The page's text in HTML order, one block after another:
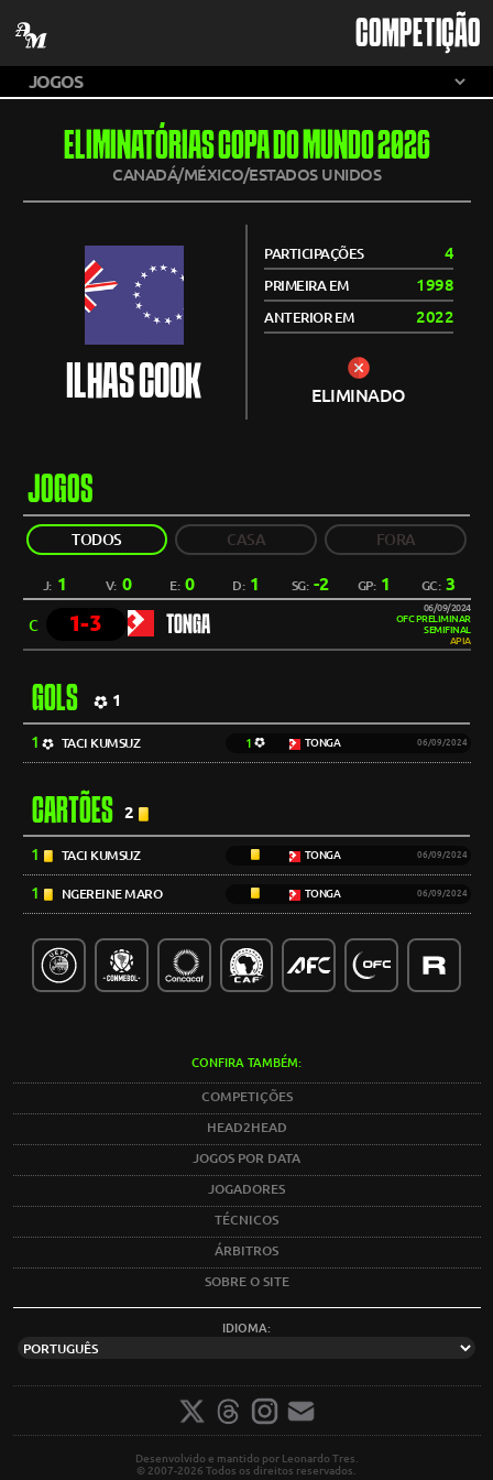
COMPETIÇÃO
ELIMINATÓRIAS COPA DO MUNDO 2026
CANADÁ/MÉXICO/ESTADOS UNIDOS
ILHAS COOK
PARTICIPAÇÕES 4
PRIMEIRA EM 1998
ANTERIOR EM 2022
ELIMINADO
JOGOS
TODOS CASA FORA
J: 1 V: 0 E:0 D: 1 SG:-2 GP: 1 GC: 3
C 1-3 TONGA
06/09/2024
OFC PRELIMINAR
SEMIFINAL
APIA
GOLS 1
1 TACI KUMSUZ 1 TONGA 06/09/2024
CARTÕES 2
1 TACI KUMSUZ TONGA 06/09/2024
1 NGEREINE MARO TONGA 06/09/2024
CONFIRA TAMBÉM:
COMPETIÇÕES
HEAD2HEAD
JOGOS POR DATA
JOGADORES
TÉCNICOS
ÁRBITROS
SOBRE O SITE
IDIOMA:
Desenvolvido e mantido por Leonardo Tres.
© 2007-2026 Todos os direitos reservados.